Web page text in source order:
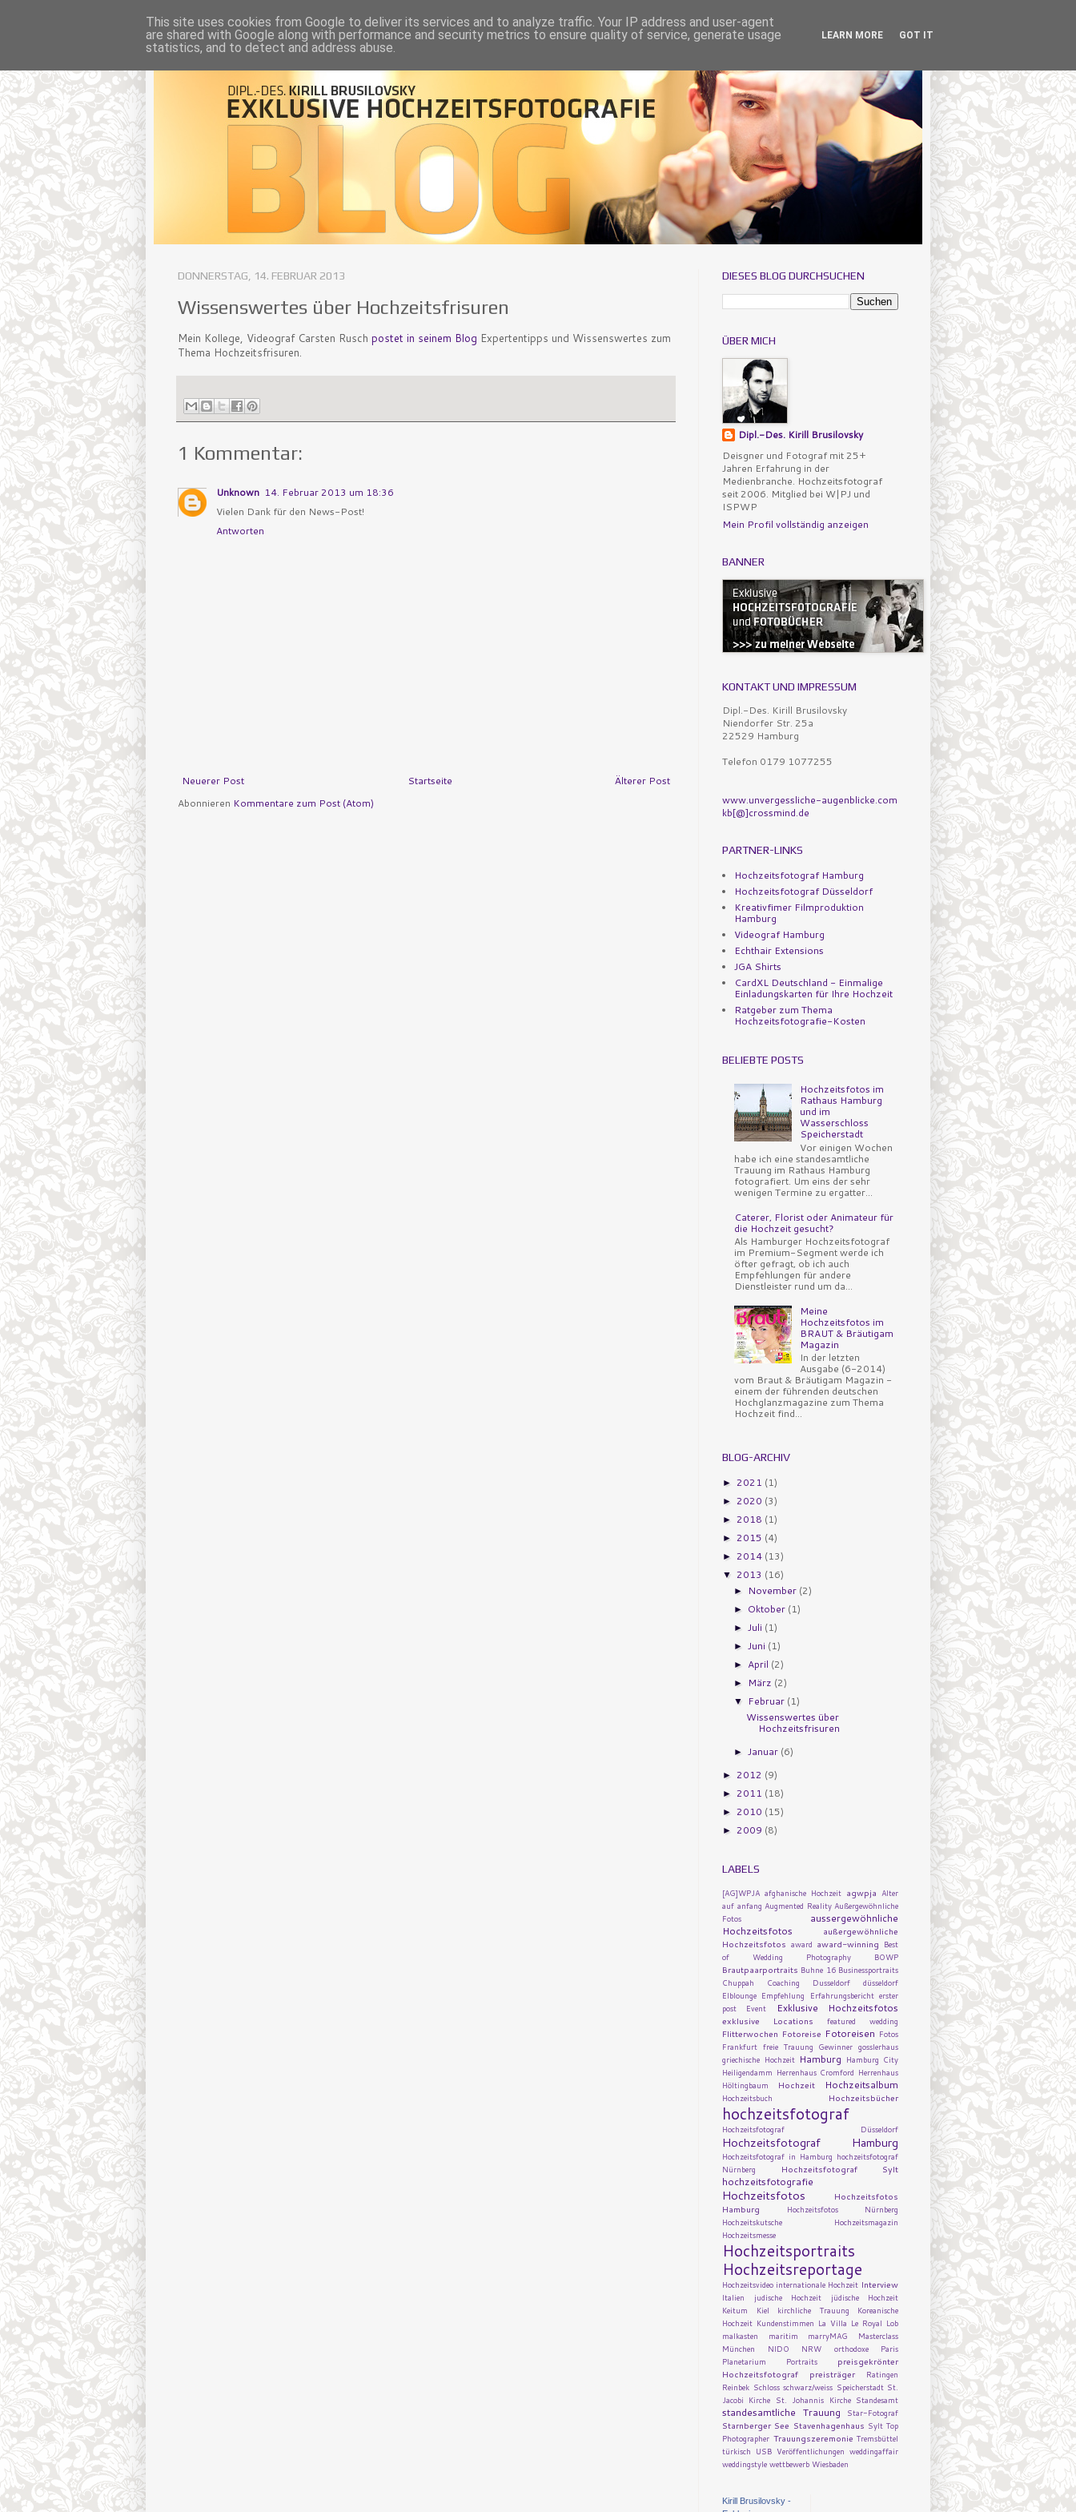
DONNERSTAG, 14. FEBRUAR 2013
Wissenswertes über Hochzeitsfrisuren
Mein Kollege, Videograf Carsten Rusch postet in seinem Blog Expertentipps und Wissenswertes zum
Thema Hochzeitsfrisuren.
1 Kommentar:
Unknown 14. Februar 2013 um 18:36
Vielen Dank für den News-Post!
Antworten
Neuerer Post Älterer Post
Startseite
Abonnieren Kommentare zum Post (Atom)
DIESES BLOG DURCHSUCHEN
ÜBER MICH
Dipl.-Des. Kirill Brusilovsky
Deisgner und Fotograf mit 25+
Jahren Erfahrung in der
Medienbranche. Hochzeitsfotograf
seit 2006. Mitglied bei W|PJ und
ISPWP
Mein Profil vollständig anzeigen
BANNER
KONTAKT UND IMPRESSUM
Dipl.-Des. Kirill Brusilovsky
Niendorfer Str. 25a
22529 Hamburg
Telefon 0179 1077255
www.unvergessliche-augenblicke.com
kb[@]crossmind.de
PARTNER-LINKS
Hochzeitsfotograf Hamburg
Hochzeitsfotograf Düsseldorf
Kreativfimer Filmproduktion
Hamburg
Videograf Hamburg
Echthair Extensions
JGA Shirts
CardXL Deutschland - Einmalige
Einladungskarten für Ihre Hochzeit
Ratgeber zum Thema
Hochzeitsfotografie-Kosten
BELIEBTE POSTS
Hochzeitsfotos im
Rathaus Hamburg
und im
Wasserschloss
Speicherstadt
Vor einigen Wochen
habe ich eine standesamtliche
Trauung im Rathaus Hamburg
fotografiert. Um eins der sehr
wenigen Termine zu ergatter...
Caterer, Florist oder Animateur für
die Hochzeit gesucht?
Als Hamburger Hochzeitsfotograf
im Premium-Segment werde ich
öfter gefragt, ob ich auch
Empfehlungen für andere
Dienstleister rund um da...
Meine
Hochzeitsfotos im
BRAUT & Bräutigam
Magazin
In der letzten
Ausgabe (6-2014)
vom Braut & Bräutigam Magazin -
einem der führenden deutschen
Hochglanzmagazine zum Thema
Hochzeit find...
BLOG-ARCHIV
► 2021 (1)
► 2020 (3)
► 2018 (1)
► 2015 (4)
► 2014 (13)
▼ 2013 (16)
► November (2)
► Oktober (1)
► Juli (1)
► Juni (1)
► April (2)
► März (2)
▼ Februar (1)
Wissenswertes über
Hochzeitsfrisuren
► Januar (6)
► 2012 (9)
► 2011 (18)
► 2010 (15)
► 2009 (8)
LABELS
[AG]WPJA afghanische Hochzeit agwpja Alter
auf anfang Augmented Reality Außergewöhnliche
Fotos
aussergewöhnliche
Hochzeitsfotos
außergewöhnliche
Hochzeitsfotos award award-winning Best
of Wedding Photography
BOWP
Brautpaarportraits Buhne 16 Businessportraits
Chuppah
Coaching Dusseldorf
düsseldorf
Elblounge Empfehlung Erfahrungsbericht erster
post
Event Exklusive Hochzeitsfotos
exklusive Locations featured wedding
Flitterwochen Fotoreise Fotoreisen Fotos
Frankfurt freie Trauung Gewinner gosslerhaus
griechische Hochzeit Hamburg Hamburg City
Heiligendamm Herrenhaus Cromford Herrenhaus
Höltingbaum
Hochzeit Hochzeitsalbum
Hochzeitsbuch Hochzeitsbücher
hochzeitsfotograf
Hochzeitsfotograf Düsseldorf
Hochzeitsfotograf Hamburg
Hochzeitsfotograf in Hamburg hochzeitsfotograf
Nürnberg
Hochzeitsfotograf Sylt
hochzeitsfotografie
Hochzeitsfotos
Hochzeitsfotos
Hamburg
Hochzeitsfotos Nürnberg
Hochzeitskutsche
Hochzeitsmagazin
Hochzeitsmesse
Hochzeitsportraits
Hochzeitsreportage
Hochzeitsvideo internationale Hochzeit Interview
Italien judische Hochzeit
jüdische Hochzeit
Keitum
Kiel kirchliche Trauung
Koreanische
Hochzeit Kundenstimmen La Villa Le Royal Lob
malkasten
maritim marryMAG
Masterclass
München
NIDO NRW orthodoxe
Paris
Planetarium
Portraits
preisgekrönter
Hochzeitsfotograf
preisträger
Ratingen
Reinbek Schloss schwarz/weiss Speicherstadt St.
Jacobi Kirche St. Johannis Kirche Standesamt
standesamtliche Trauung Star-Fotograf
Starnberger See Stavenhagenhaus Sylt Top
Photographer Trauungszeremonie Tremsbüttel
türkisch USB Veröffentlichungen weddingaffair
weddingstyle wettbewerb Wiesbaden
Kirill Brusilovsky -
This site uses cookies from Google to deliver its services and to analyze traffic. Your IP address and user-agent
are shared with Google along with performance and security metrics to ensure quality of service, generate usage
statistics, and to detect and address abuse.
LEARN MORE GOT IT